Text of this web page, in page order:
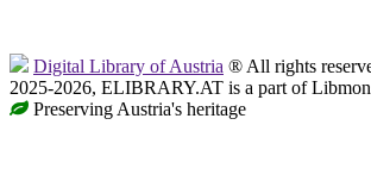
Digital Library of Austria ® All rights
2025-2026, ELIBRARY.AT is a part of
Preserving Austria's heritage